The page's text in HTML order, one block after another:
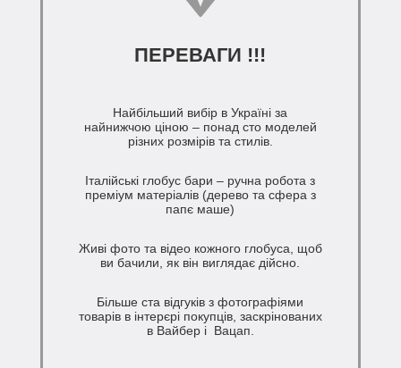
ПЕРЕВАГИ !!!
Найбільший вибір в Україні за
найнижчою ціною – понад сто моделей
різних розмірів та стилів.
Італійські глобус бари – ручна робота з
преміум матеріалів (дерево та сфера з
папє маше)
Живі фото та відео кожного глобуса, щоб
ви бачили, як він виглядає дійсно.
Більше ста відгуків з фотографіями
товарів в інтерєрі покупців, заскрінованих
в Вайбер і Вацап.